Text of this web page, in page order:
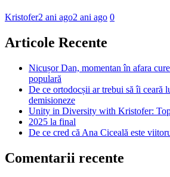
Kristofer2 ani ago2 ani ago 0
Articole Recente
Nicușor Dan, momentan în afara
populară
De ce ortodocșii ar trebui să îi ceară
demisioneze
Unity in Diversity with Kristofer:
2025 la final
De ce cred că Ana Ciceală este
Comentarii recente